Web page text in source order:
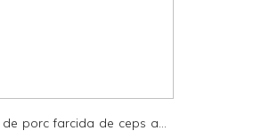
porc farcida de ceps a...